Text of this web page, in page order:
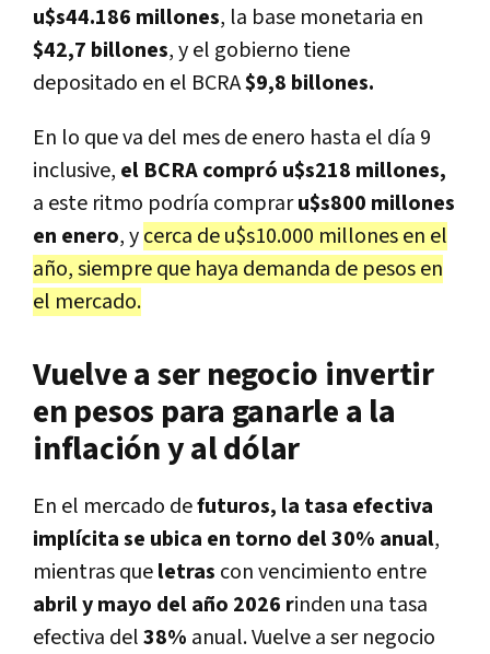
u$s44.186 millones, la base monetaria en
$42,7 billones, y el gobierno tiene
depositado en el BCRA$9,8 billones.
En lo que va del mes de enero hasta el día 9
inclusive, el BCRA compró u$s218 millones,
a este ritmo podría compraru$s800 millones
en enero, ycerca de u$s10.000 millones en el
año, siempre que haya demanda de pesos en
el mercado.
Vuelve a ser negocio invertir
en pesos para ganarle a la
inflación y al dólar
En el mercado defuturos, la tasa efectiva
implícita se ubica en torno del 30% anual,
mientras queletras con vencimiento entre
abril y mayo del año 2026 rinden una tasa
efectiva del38% anual. Vuelve a ser negocio